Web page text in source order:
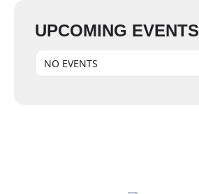
UPCOMING EVENTS
NO EVENTS